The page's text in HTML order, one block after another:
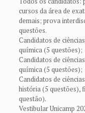
cursos da área de
demais; prova
questões.
Candidatos de
química (5 questões);
Candidatos de
química (5 questões);
Candidatos de
história (5 questões),
questão).
Vestibular Unicamp